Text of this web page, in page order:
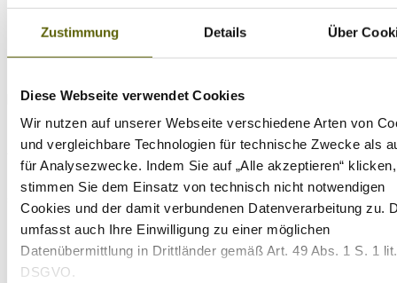
Zustimmung Details Über
Diese Webseite verwendet Cookies
Wir nutzen auf unserer Webseite verschiedene Arten von
und vergleichbare Technologien für technische Zwecke als
für Analysezwecke. Indem Sie auf „Alle akzeptieren“ klicken,
stimmen Sie dem Einsatz von technisch nicht notwendigen
Cookies und der damit verbundenen Datenverarbeitung zu.
umfasst auch Ihre Einwilligung zu einer möglichen
Datenübermittlung in Drittländer gemäß Art. 49 Abs. 1 S. 1
DSGVO.
Medienanwalt berät
herabzusetzen. Schmähkritik geht über die bloße
Meinungsäußerung hinaus, indem sie nicht mehr auf eine
Auseinandersetzung in der Sache, sondern auf die
Diffamierung der Person abzielt. Beide Äußerungsformen
Persönlichkeitsrecht des Betroffenen verletzen.
Die Abgrenzung zur freien Meinungsäußerung